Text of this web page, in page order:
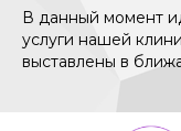
В данный момент
услуги нашей
выставлены в